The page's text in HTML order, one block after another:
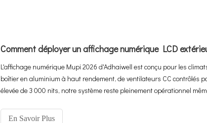
L'affichage numérique Mupi 2026 d'Adhaiwell est conçu pour les
boîtier en aluminium à haut rendement, de ventilateurs CC contrôlés
élevée de 3 000 nits, notre système reste pleinement opérationnel
besoin est une base et une puissance.
En Savoir Plus